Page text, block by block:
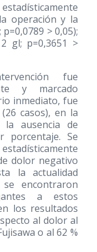
operación y la
> 0,05);
gl; p=0,3651 >
fue
y marcado
inmediato, fue
casos), en la
la ausencia de
porcentaje. Se
dolor negativo
la actualidad
encontraron
a estos
los resultados
al dolor al
o al 62 %